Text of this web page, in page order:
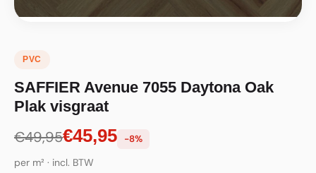
PVC
SAFFIER Avenue 7055 Daytona Oak
Plak visgraat
€49,95€45,95 -8%
per m² · incl. BTW